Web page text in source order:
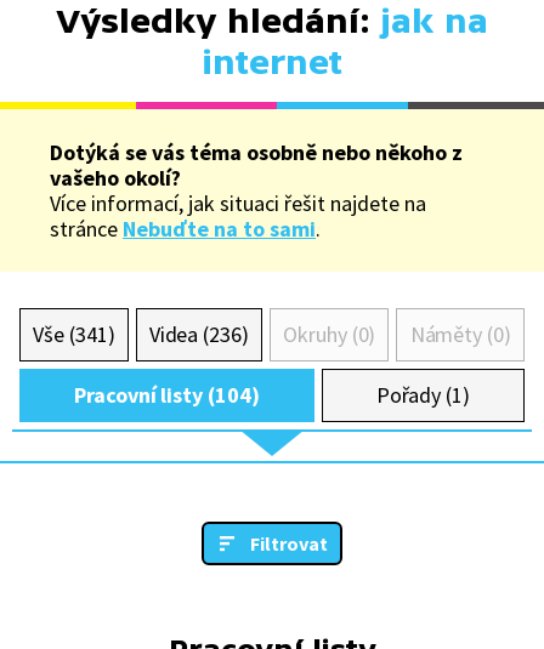
Výsledky hledání: jak na
internet
Dotýká se vás téma osobně nebo někoho z
vašeho okolí?
Více informací, jak situaci řešit najdete na
stránce Nebuďte na to sami.
Vše (341) Videa (236) Okruhy (0) Náměty (0)
Pracovní listy (104) Pořady (1)
Filtrovat